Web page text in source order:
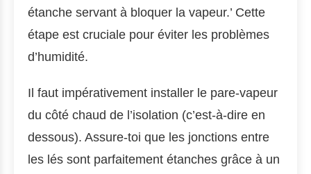
étanche servant à bloquer la vapeur.’ Cette
étape est cruciale pour éviter les problèmes
d’humidité.
Il faut impérativement installer le pare-vapeur
du côté chaud de l’isolation (c’est-à-dire en
dessous). Assure-toi que les jonctions entre
les lés sont parfaitement étanches grâce à un